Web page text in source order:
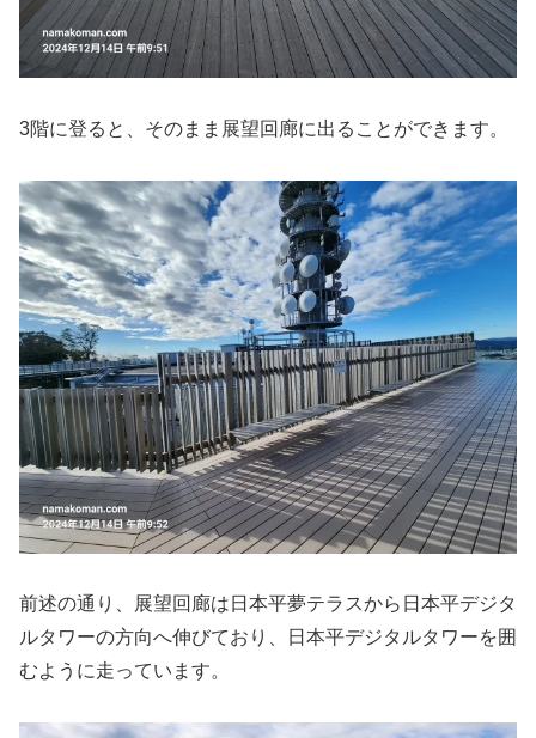
3階に登ると、そのまま展望回廊に出ることができます。
前述の通り、展望回廊は日本平夢テラスから日本平デジタ
ルタワーの方向へ伸びており、日本平デジタルタワーを囲
むように走っています。